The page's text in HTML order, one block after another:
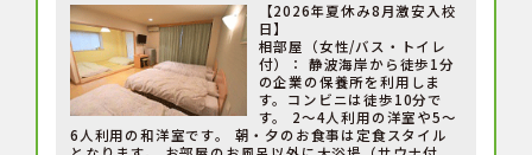
【2026年夏休み8月激安入校
日】
相部屋（女性/バス・トイレ
付）： 静波海岸から徒歩1分
の企業の保養所を利用しま
す。コンビニは徒歩10分で
す。 2～4人利用の洋室や5～
6人利用の和洋室です。 朝・夕のお食事は定食スタイル